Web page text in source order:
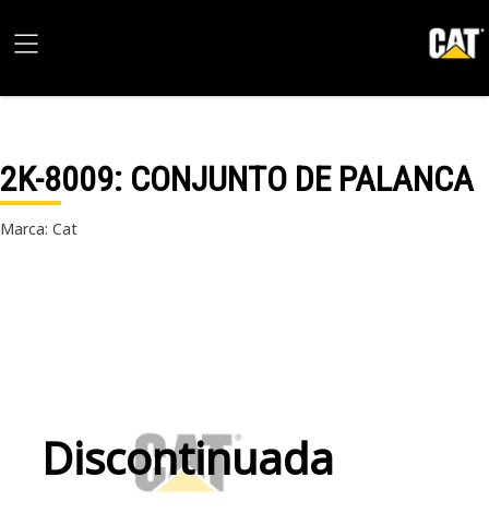
2K-8009: CONJUNTO DE PALANCA
Marca: Cat
Discontinuada